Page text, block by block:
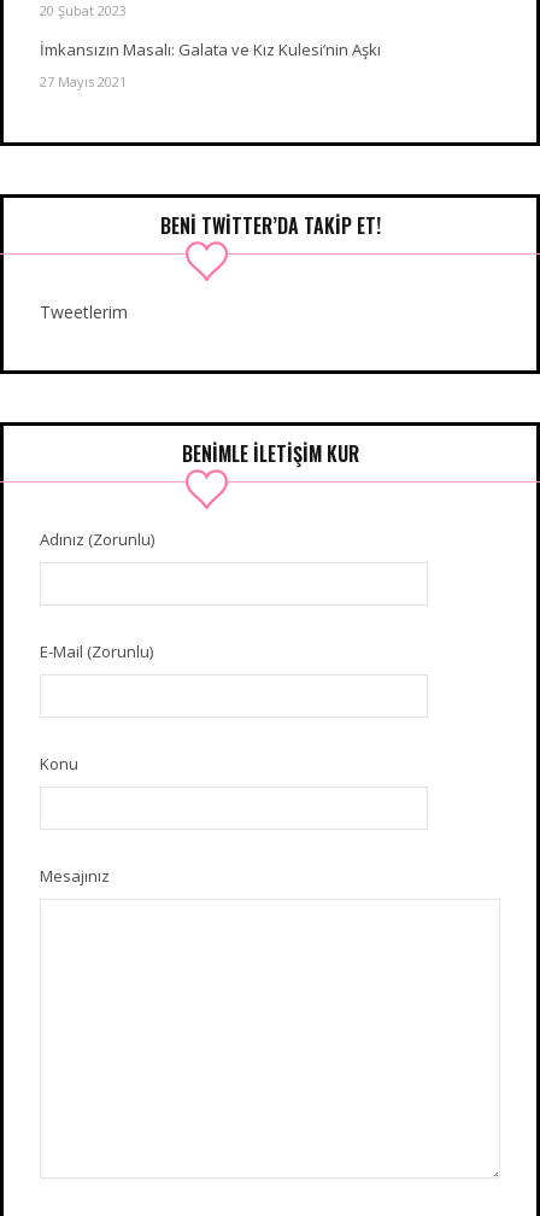
20 Şubat 2023
İmkansızın Masalı: Galata ve Kız Kulesi’nin Aşkı
27 Mayıs 2021
BENI TWITTER’DA TAKIP ET!
Tweetlerim
BENIMLE İLETIŞIM KUR
Adınız (Zorunlu)
E-Mail (Zorunlu)
Konu
Mesajınız